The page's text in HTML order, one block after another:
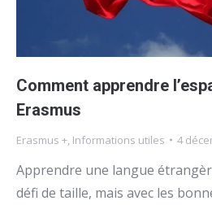
Comment apprendre
Erasmus
Erasmus + Informations utiles 4
Apprendre une langue
défi de taille, mais avec les